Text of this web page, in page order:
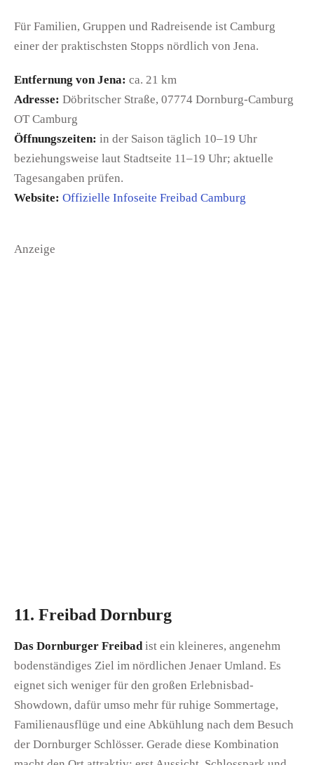
Für Familien, Gruppen und Radreisende ist Camburg
einer der praktischsten Stopps nördlich von Jena.
Entfernung von Jena: ca. 21 km
Adresse: Döbritscher Straße, 07774 Dornburg-Camburg
OT Camburg
Öffnungszeiten: in der Saison täglich 10–19 Uhr
beziehungsweise laut Stadtseite 11–19 Uhr; aktuelle
Tagesangaben prüfen.
Website: Offizielle Infoseite Freibad Camburg
Anzeige
11. Freibad Dornburg
Das Dornburger Freibadist ein kleineres, angenehm
bodenständiges Ziel im nördlichen Jenaer Umland. Es
eignet sich weniger für den großen Erlebnisbad-
Showdown, dafür umso mehr für ruhige Sommertage,
Familienausflüge und eine Abkühlung nach dem Besuch
der Dornburger Schlösser. Gerade diese Kombination